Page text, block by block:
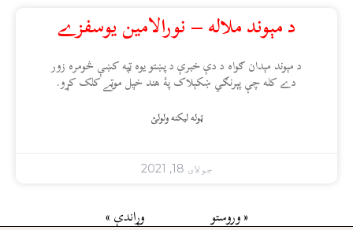
د مېوند ملاله – نورالامين يوسفزے
د مېوند مېدان ګواه د دې خبرې د پښتو يوه ټپه کښې څومره زور
دے کله چې پېرنګي ښکېلاک پۀ هند خپل موټے کلک کړو.
ټوله ليکنه ولولئ
جولای 18, 2021
« وروستو وړاندې »